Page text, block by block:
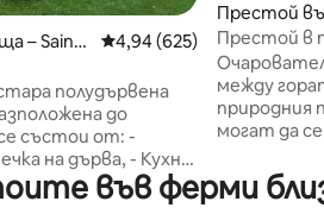
отзива
– Saint-
Средна оценка: 4,94 от
4,94 (625)
полудървена
до
състои от: -
дърва, - Кухня,
чрез воденична
Престой
il-en-Vexin
Престой в
комфорт и
между
природния
могат да се
чрез A13,
La Roche
във ферми